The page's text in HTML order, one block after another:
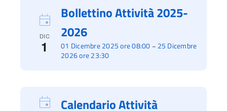
DIC
1 01 Dicembre 2025 ore 08:00 – 25 Dicembre
2026 ore 23:30
Bollettino Attività 2025-
2026
Calendario Attività